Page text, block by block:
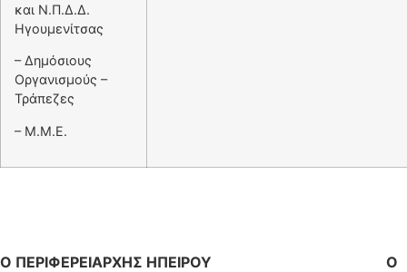
και Ν.Π.Δ.Δ.
Ηγουμενίτσας
– Δημόσιους
Οργανισμούς –
Τράπεζες
– Μ.Μ.Ε.
Ο ΠΕΡΙΦΕΡΕΙΑΡΧΗΣ ΗΠΕΙΡΟΥ Ο